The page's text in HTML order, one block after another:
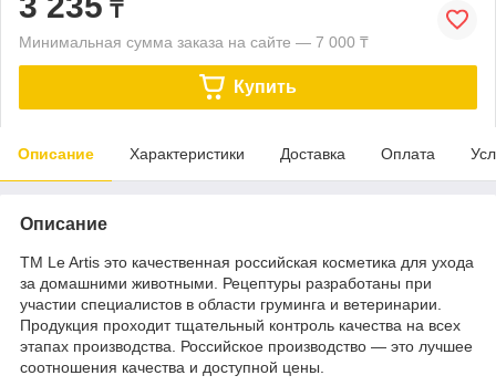
₸
Минимальная сумма заказа на сайте — 7 000 ₸
Купить
Описание Характеристики Доставка Оплата
Описание
ТМ Le Artis это качественная российская косметика для ухода
за домашними животными. Рецептуры разработаны при
участии специалистов в области груминга и ветеринарии.
Продукция проходит тщательный контроль качества на всех
этапах производства. Российское производство — это лучшее
соотношения качества и доступной цены.